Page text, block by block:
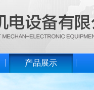
产品展示